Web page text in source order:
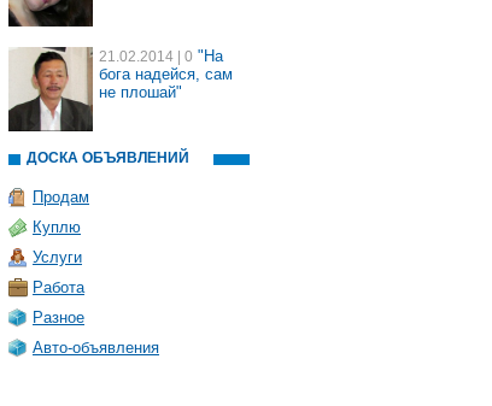
21.02.2014 | 0 "На
бога надейся, сам
не плошай"
ДОСКА ОБЪЯВЛЕНИЙ
Продам
Куплю
Услуги
Работа
Разное
Авто-объявления